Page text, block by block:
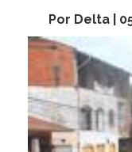
Por Delta |